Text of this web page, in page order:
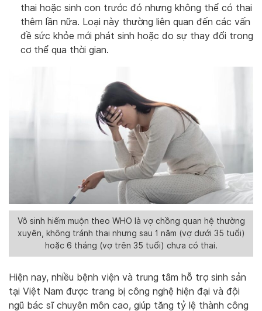
thai hoặc sinh con trước đó nhưng không thể có thai
thêm lần nữa. Loại này thường liên quan đến các vấn
đề sức khỏe mới phát sinh hoặc do sự thay đổi trong
cơ thể qua thời gian.
Vô sinh hiếm muộn theo WHO là vợ chồng quan hệ thường
xuyên, không tránh thai nhưng sau 1 năm (vợ dưới 35 tuổi)
hoặc 6 tháng (vợ trên 35 tuổi) chưa có thai.
Hiện nay, nhiều bệnh viện và trung tâm hỗ trợ sinh sản
tại Việt Nam được trang bị công nghệ hiện đại và đội
ngũ bác sĩ chuyên môn cao, giúp tăng tỷ lệ thành công